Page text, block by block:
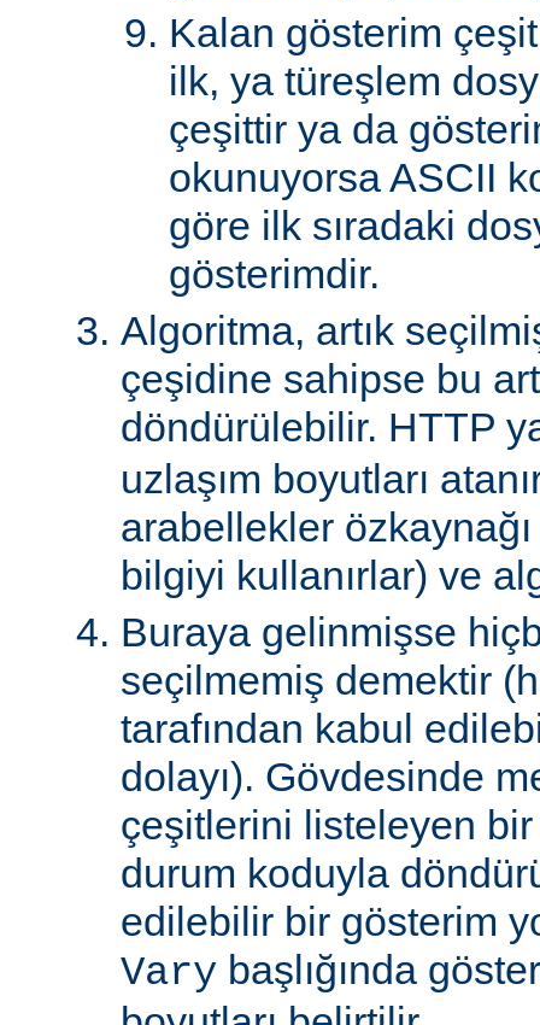
Kalan gösterim
ilk, ya türeşlem
çeşittir ya da
okunuyorsa ASCII
göre ilk sıradaki
gösterimdir.
Algoritma, artık
çeşidine sahipse bu
döndürülebilir. HTTP
uzlaşım boyutları
arabellekler
bilgiyi kullanırlar) ve
Buraya gelinmişse
seçilmemiş demektir
tarafından kabul
dolayı). Gövdesinde
çeşitlerini listeleyen
durum koduyla
edilebilir bir gösterim
Vary başlığında